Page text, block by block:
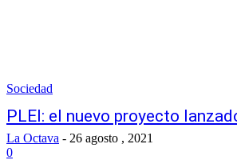
Sociedad
PLEI: el nuevo proyecto
La Octava - 26 agosto , 2021
0